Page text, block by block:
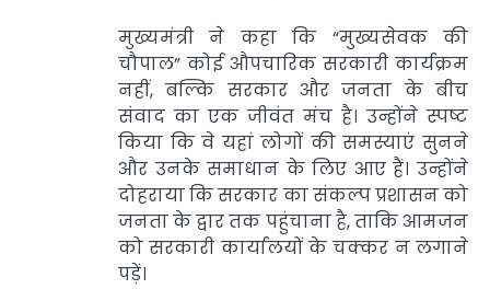
मुख्यमंत्री ने कहा कि “मुख्यसेवक की
चौपाल” कोई औपचारिक सरकारी कार्यक्रम
नहीं, बल्कि सरकार और जनता के बीच
संवाद का एक जीवंत मंच है। उन्होंने स्पष्ट
किया कि वे यहां लोगों की समस्याएं सुनने
और उनके समाधान के लिए आए हैं। उन्होंने
दोहराया कि सरकार का संकल्प प्रशासन को
जनता के द्वार तक पहुंचाना है, ताकि आमजन
को सरकारी कार्यालयों के चक्कर न लगाने
पड़ें।